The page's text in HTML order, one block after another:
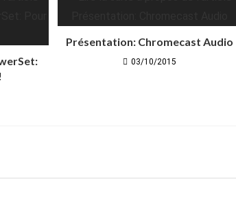
Présentation: Chromecast Audio
03/10/2015